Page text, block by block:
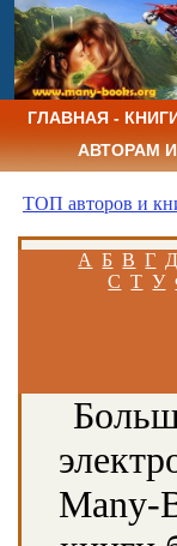
ГЛАВНАЯ - КНИГИ
АВТОРАМ
ТОП авторов и
А Б В Г Д
С Т У
Many-